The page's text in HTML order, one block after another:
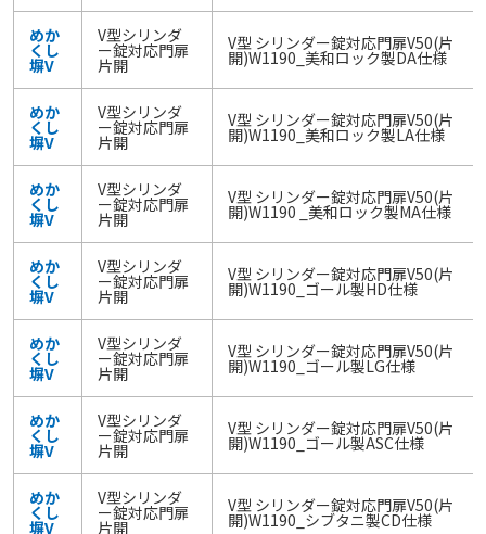
めか
くし
塀V
V型シリンダ
ー錠対応門扉
片開
V型 シリンダー錠対応門扉V50(片
開)W1190_美和ロック製DA仕様
めか
くし
塀V
V型シリンダ
ー錠対応門扉
片開
V型 シリンダー錠対応門扉V50(片
開)W1190_美和ロック製LA仕様
めか
くし
塀V
V型シリンダ
ー錠対応門扉
片開
V型 シリンダー錠対応門扉V50(片
開)W1190 _美和ロック製MA仕様
めか
くし
塀V
V型シリンダ
ー錠対応門扉
片開
V型 シリンダー錠対応門扉V50(片
開)W1190_ゴール製HD仕様
めか
くし
塀V
V型シリンダ
ー錠対応門扉
片開
V型 シリンダー錠対応門扉V50(片
開)W1190_ゴール製LG仕様
めか
くし
塀V
V型シリンダ
ー錠対応門扉
片開
V型 シリンダー錠対応門扉V50(片
開)W1190_ゴール製ASC仕様
めか
くし
塀V
V型シリンダ
ー錠対応門扉
片開
V型 シリンダー錠対応門扉V50(片
開)W1190_シブタニ製CD仕様